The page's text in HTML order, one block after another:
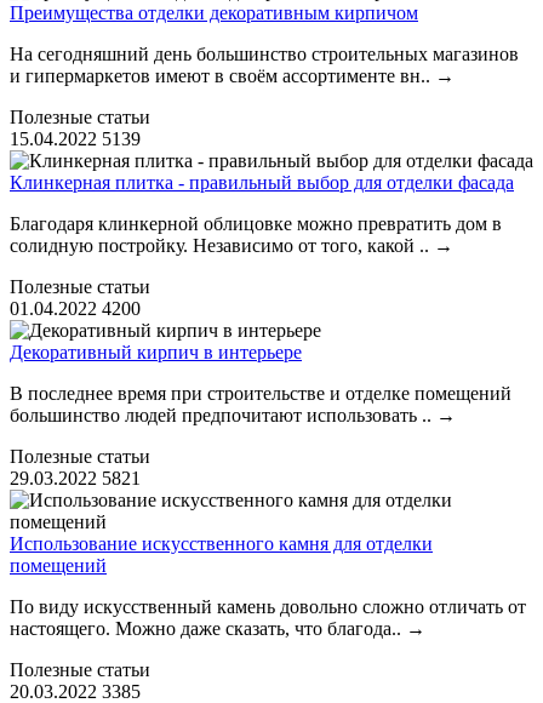
Преимущества отделки декоративным кирпичом
На сегодняшний день большинство строительных магазинов
и гипермаркетов имеют в своём ассортименте вн.. →
Полезные статьи
15.04.2022 5139
Клинкерная плитка - правильный выбор для отделки фасада
Благодаря клинкерной облицовке можно превратить дом в
солидную постройку. Независимо от того, какой .. →
Полезные статьи
01.04.2022 4200
Декоративный кирпич в интерьере
В последнее время при строительстве и отделке помещений
большинство людей предпочитают использовать .. →
Полезные статьи
29.03.2022 5821
Использование искусственного камня для отделки
помещений
По виду искусственный камень довольно сложно отличать от
настоящего. Можно даже сказать, что благода.. →
Полезные статьи
20.03.2022 3385